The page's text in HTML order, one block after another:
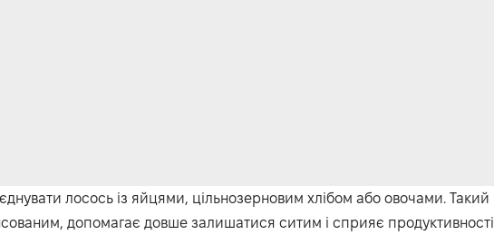
лосось із яйцями, цільнозерновим хлібом або овочами. Такий
допомагає довше залишатися ситим і сприяє продуктивності